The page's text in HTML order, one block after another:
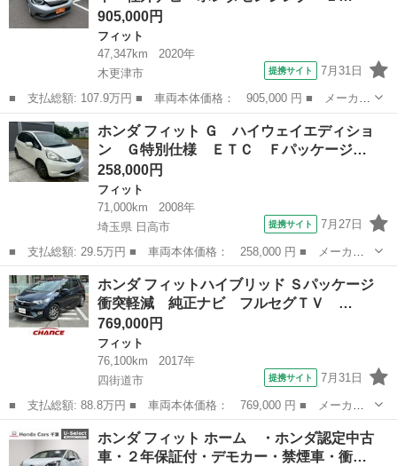
905,000円
フィット
47,347km
2020年
木更津市
提携サイト 7月31日
■ 支払総額: 107.9万円 ■ 車両本体価格： 905,000 円 ■ メーカー
名： ホンダ ■ 車種名： フィット ■ グレード名： ｅ：ＨＥＶ
ベーシック 禁煙車 社外ナビ ホンダセンシング ＬＥＤヘッドラ
イト ＥＴ...
千葉 木更津市 フィット
ホンダ フィット Ｇ ハイウェイエディショ
ン Ｇ特別仕様 ＥＴＣ Ｆパッケージ…
258,000円
フィット
71,000km
2008年
埼玉県 日高市
提携サイト 7月27日
■ 支払総額: 29.5万円 ■ 車両本体価格： 258,000 円 ■ メーカー
名： ホンダ ■ 車種名： フィット ■ グレード名： Ｇ ハイウ
ェイエディション Ｇ特別仕様 ＥＴＣ Ｆパッケージ ■ 排気
量： 1300...
埼玉 日高市 フィット
ホンダ フィットハイブリッド Ｓパッケージ
衝突軽減 純正ナビ フルセグＴＶ …
769,000円
フィット
76,100km
2017年
四街道市
提携サイト 7月31日
■ 支払総額: 88.8万円 ■ 車両本体価格： 769,000 円 ■ メーカー
名： ホンダ ■ 車種名： フィットハイブリッド ■ グレード
名： Ｓパッケージ 衝突軽減 純正ナビ フルセグＴＶ ＣＤ Ｄ
ＶＤ バックカメ...
四街道市 フィット
ホンダ フィット ホーム ・ホンダ認定中古
車・２年保証付・デモカー・禁煙車・衝…